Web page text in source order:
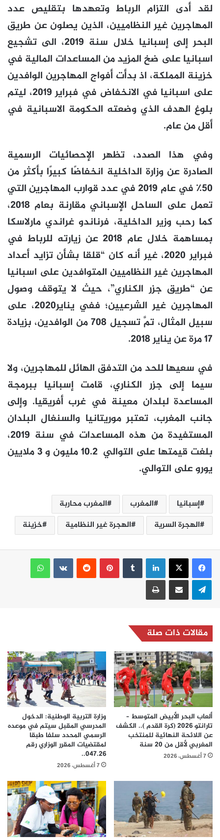
لقد أدى التزام الرباط وتعهدها بتقليص عدد
المهاجرين غير النظاميين، الذين يصلون عن طريق
البحر إلى إسبانيا خلال سنة 2019، الى تشجيع
اسبانيا على ضخ المزيد من المساعدات المالية في
خزينة المملكة، اذ بدأت أفواج المهاجرين الوافدين
على اسبانيا في الانخفاض في فبراير 2019، ليتم
بلوغ الهدف الذي وضعته الحكومة الاسبانية في
أقل من عام.
وفي هذا الصدد، تظهر الإحصائيات الرسمية
الصادرة عن وزارة الداخلية انخفاضًا كبيرًا بأكثر من
50٪ في عام 2019 في عدد قوارب المهاجرين التي
تعمل على الساحل الإسباني مقارنة بعام 2018،
كما رحب وزير الداخلية، فرناندو غراندي مارلاسكا
بمساهمة خلال عام 2018 عن زيارته للرباط في
فبراير 2020، غير أنه كان “قلقا بشأن تزايد أعداد
المهاجرين غير النظاميين المتوافدين على اسبانيا
عن “طريق جزر الكناري”، حيث لا يتوقف وصول
المهاجرين غير الشرعيين؛ ففي يناير2020، على
سبيل المثال، تمَّ تسجيل 708 من الوافدين، بزيادة
17 مرة عن يناير 2018.
في سعيها للحد من التدفق الهائل للمهاجرين، ولا
سيما إلى جزر الكناري، قامت إسبانيا ببرمجة
المساعدة لبلدان معينة في غرب أفريقيا. وإلى
جانب المغرب، تعتبر موريتانيا والسنغال البلدان
المستفيدة من هذه المساعدات في سنة 2019،
بلغت قيمتها على التوالي 10.2 مليون و 3 ملايين
يورو على التوالي.
إسبانيا المغرب
المغرب محاربة
الهجرة السرية
الهجرة غير النظامية خزينة
لينكدإن بينتيريست
واتساب
تيلقرام مشاركة عبر البريد طباعة
مقالات ذات صلة
ألعاب البحر الأبيض المتوسط –
تارانتو 2026 (كرة القدم ).. الكشف
عن اللائحة النهائية للمنتخب
المغربي لأقل من 20 سنة
7 أغسطس، 2026
وزارة التربية الوطنية: الدخول
المدرسي المقبل سیتم في موعده
الرسمي المحدد سلفا طبقا
لمقتضیات المقرر الوزاري رقم
047.26..
7 أغسطس، 2026